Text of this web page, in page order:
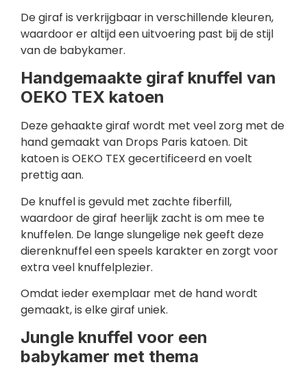
De giraf is verkrijgbaar in verschillende kleuren,
waardoor er altijd een uitvoering past bij de stijl
van de babykamer.
Handgemaakte giraf knuffel van
OEKO TEX katoen
Deze gehaakte giraf wordt met veel zorg met de
hand gemaakt van Drops Paris katoen. Dit
katoen is OEKO TEX gecertificeerd en voelt
prettig aan.
De knuffel is gevuld met zachte fiberfill,
waardoor de giraf heerlijk zacht is om mee te
knuffelen. De lange slungelige nek geeft deze
dierenknuffel een speels karakter en zorgt voor
extra veel knuffelplezier.
Omdat ieder exemplaar met de hand wordt
gemaakt, is elke giraf uniek.
Jungle knuffel voor een
babykamer met thema